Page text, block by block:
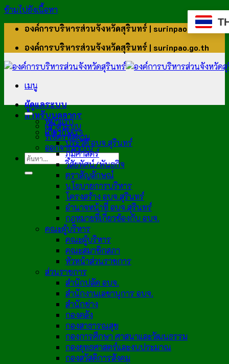
ข้ามไปยังเนื้อหา
องค์การบริหารส่วนจังหวัดสุรินทร์ | surinpao.go.th
องค์การบริหารส่วนจังหวัดสุรินทร์ | surinpao.go.th
เมนู
ผู้ดูแลระบบ
สำหรับบุคลากร
เข้าสู่ระบบ
รีเซ็ตรหัสผ่าน
ออกจากระบบ
หน้าแรก
เกี่ยวกับเรา
ประวัติ อบจ.สุรินทร์
ภูมิศาสตร์
วิสัยทัศน์/พันธกิจ
ตราสัญลักษณ์
นโยบายการบริหาร
โครงสร้าง อบจ.สุรินทร์
อำนาจหน้าที่ อบจ.สุรินทร์
กฎหมายที่เกี่ยวข้องกับ อบจ.
คณะผู้บริหาร
คณะผู้บริหาร
คณะสมาชิกสภา
หัวหน้าส่วนราชการ
ส่วนราชการ
สำนักปลัด อบจ.
สำนักงานเลขานุการ อบจ.
สำนักช่าง
กองคลัง
กองสาธารณสุข
กองการศึกษา ศาสนาและวัฒนธรรม
กองยุทธศาสตร์และงบประมาณ
กองสวัสดิการสังคม